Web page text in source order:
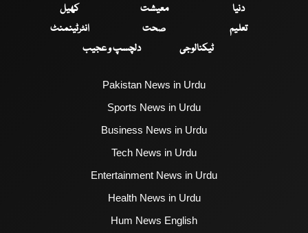
دنیا
معیشت
کھیل
تعلیم
صحت
انٹرٹینمنٹ
ٹیکنالوجی
دلچسپ و عجیب
Pakistan News in Urdu
Sports News in Urdu
Business News in Urdu
Tech News in Urdu
Entertainment News in Urdu
Health News in Urdu
Hum News English